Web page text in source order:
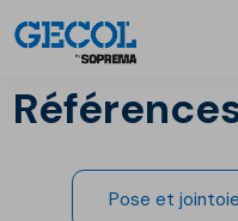
Pose et